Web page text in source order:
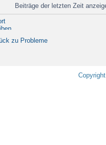
Beiträge der letzten Zeit
zu Probleme